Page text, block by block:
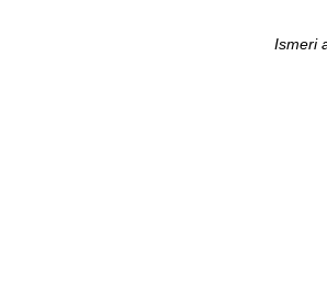
Ismeri